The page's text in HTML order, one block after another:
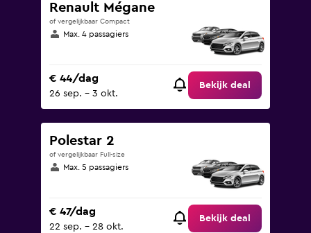
Renault Mégane
of vergelijkbaar Compact
Max. 4 passagiers
€ 44/dag
26 sep. - 3 okt.
Bekijk deal
Polestar 2
of vergelijkbaar Full-size
Max. 5 passagiers
€ 47/dag
22 sep. - 28 okt.
Bekijk deal